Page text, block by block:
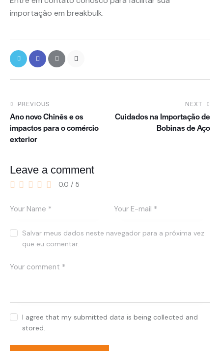
importação em breakbulk.
PREVIOUS
Ano novo Chinês e os
impactos para o comércio
exterior
NEXT
Cuidados na Importação de
Bobinas de Aço
Leave a comment
0.0 / 5
Salvar meus dados neste navegador para a próxima vez
que eu comentar.
I agree that my submitted data is being collected and
stored.